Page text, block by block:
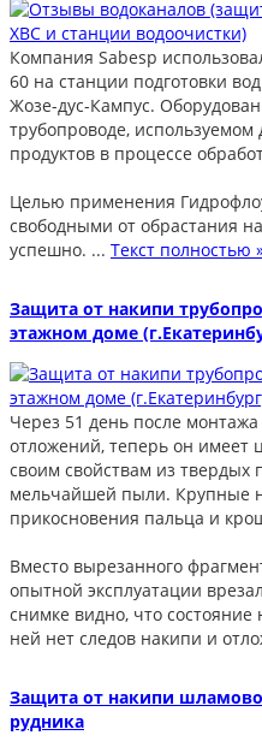
Компания Sabesp
60 на станции подготовки
Жозе-дус-Кампус.
трубопроводе,
продуктов в процессе
Целью применения
свободными от обрастания
успешно. ... Текст полностью
Защита от накипи
этажном доме
Через 51 день после
отложений, теперь он имеет
своим свойствам из твердых
мельчайшей пыли. Крупные
прикосновения пальца и
Вместо вырезанного
опытной эксплуатации
снимке видно, что
ней нет следов накипи и
Защита от накипи
рудника